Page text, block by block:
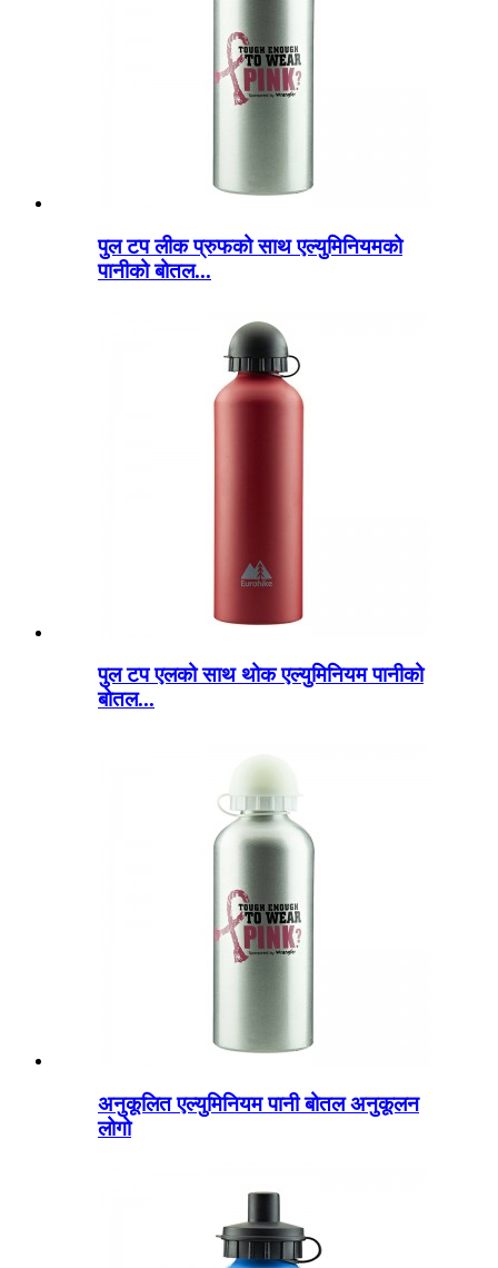
पुल टप लीक प्रुफको साथ एल्युमिनियमको
पानीको बोतल...
पुल टप एलको साथ थोक एल्युमिनियम पानीको
बोतल...
अनुकूलित एल्युमिनियम पानी बोतल अनुकूलन
लोगो